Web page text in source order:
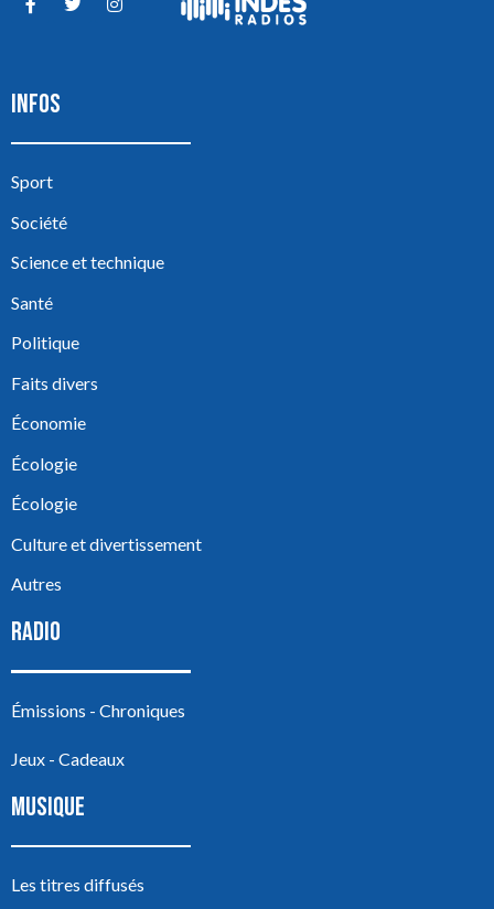
INFOS
Sport
Société
Science et technique
Santé
Politique
Faits divers
Économie
Écologie
Écologie
Culture et divertissement
Autres
RADIO
Émissions - Chroniques
Jeux - Cadeaux
MUSIQUE
Les titres diffusés